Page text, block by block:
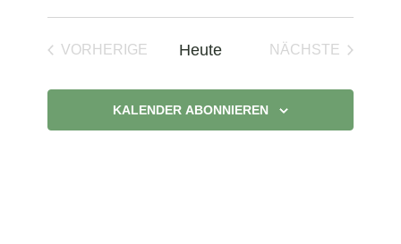
VORHERIGE
Heute
NÄCHSTE
KALENDER ABONNIEREN